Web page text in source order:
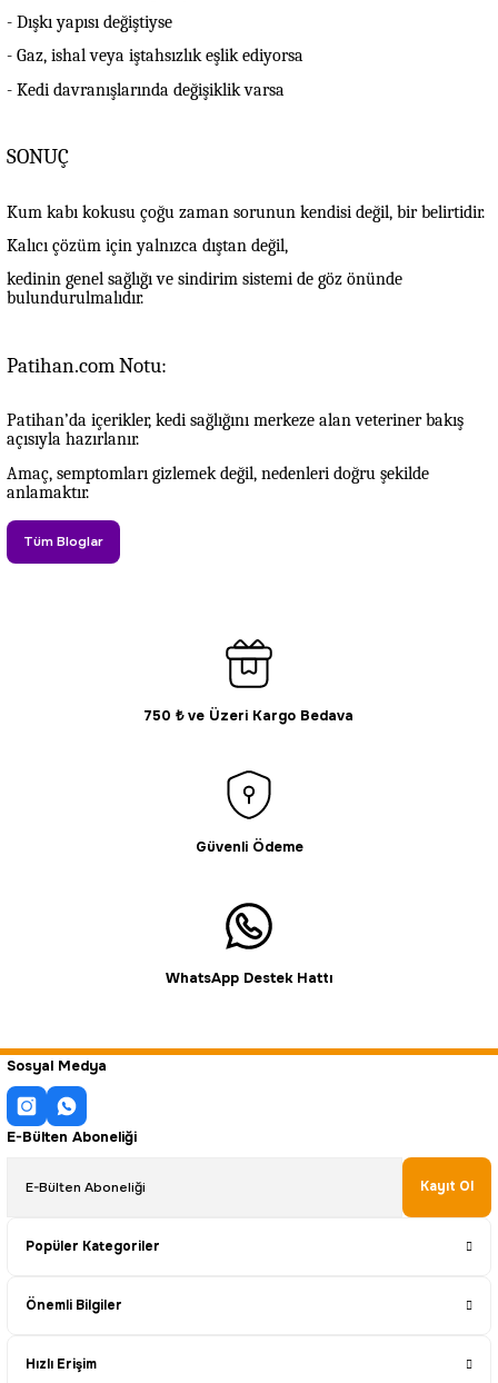
- Dışkı yapısı değiştiyse
- Gaz, ishal veya iştahsızlık eşlik ediyorsa
- Kedi davranışlarında değişiklik varsa
SONUÇ
Kum kabı kokusu çoğu zaman sorunun kendisi değil, bir belirtidir.
Kalıcı çözüm için yalnızca dıştan değil,
kedinin genel sağlığı ve sindirim sistemi de göz önünde
bulundurulmalıdır.
Patihan.com Notu:
Patihan’da içerikler, kedi sağlığını merkeze alan veteriner bakış
açısıyla hazırlanır.
Amaç, semptomları gizlemek değil, nedenleri doğru şekilde
anlamaktır.
Tüm Bloglar
750 ₺ ve Üzeri Kargo Bedava
Güvenli Ödeme
WhatsApp Destek Hattı
Sosyal Medya
E-Bülten Aboneliği
Kayıt Ol
Popüler Kategoriler
Önemli Bilgiler
Hızlı Erişim